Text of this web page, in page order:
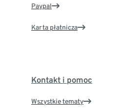
Paypal
Karta płatnicza
Kontakt i pomoc
Wszystkie tematy